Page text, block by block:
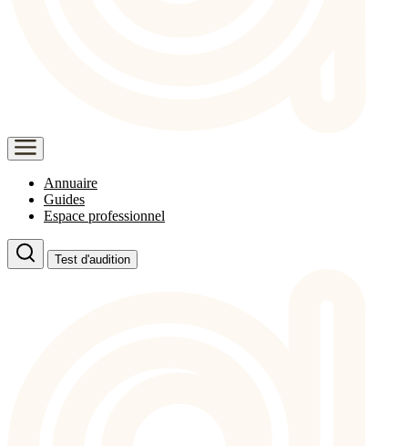
Annuaire
Guides
Espace professionnel
Test d'audition